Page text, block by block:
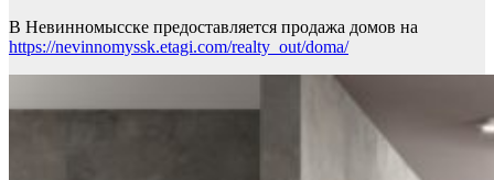
В Невинномысске предоставляется продажа домов на
https://nevinnomyssk.etagi.com/realty_out/doma/